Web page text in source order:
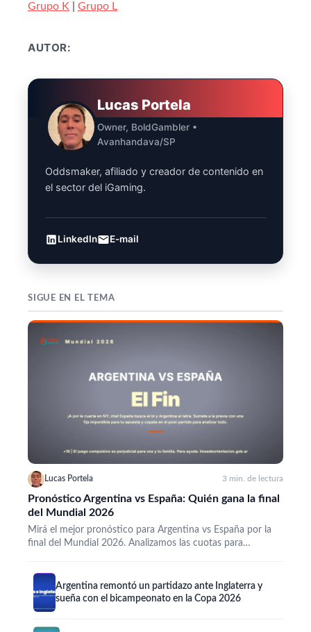
Grupo K
Grupo L
AUTOR:
Lucas Portela
Owner, BoldGambler •
Avanhandava/SP
Oddsmaker, afiliado y creador de contenido en
el sector del iGaming.
LinkedIn E-mail
SIGUE EN EL TEMA
Lucas Portela 3 min. de lectura
Pronóstico Argentina vs España: Quién gana la final
del Mundial 2026
Mirá el mejor pronóstico para Argentina vs España por la
final del Mundial 2026. Analizamos las cuotas para…
Argentina remontó un partidazo ante Inglaterra y
sueña con el bicampeonato en la Copa 2026